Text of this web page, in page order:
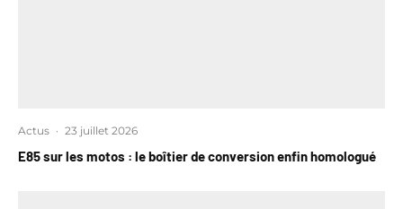
Actus · 23 juillet 2026
E85 sur les motos : le boîtier de conversion enfin homologué